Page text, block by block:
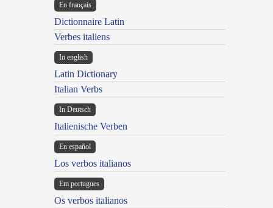
En français
Dictionnaire Latin
Verbes italiens
In english
Latin Dictionary
Italian Verbs
In Deutsch
Italienische Verben
En español
Los verbos italianos
Em portugues
Os verbos italianos